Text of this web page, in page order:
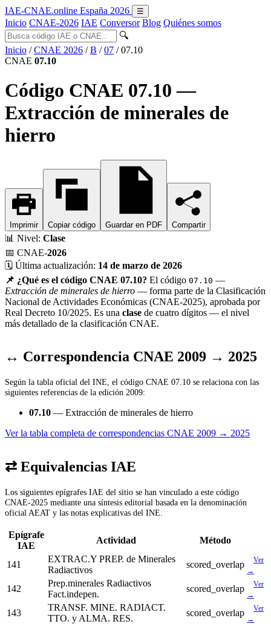
IAE-CNAE.online España 2026 ☰
Inicio CNAE-2026 IAE Conversor Blog Quiénes somos
🔍
Inicio / CNAE 2026 / B / 07 / 07.10
CNAE 07.10
Código CNAE 07.10 —
Extracción de minerales de
hierro
Imprimir Copiar código Guardar en PDF Compartir
📊 Nivel: Clase
📅 CNAE-2026
🗓️ Última actualización: 14 de marzo de 2026
📌 ¿Qué es el código CNAE 07.10? El código 07.10 —
Extracción de minerales de hierro — forma parte de la Clasificación
Nacional de Actividades Económicas (CNAE-2025), aprobada por
Real Decreto 10/2025. Es una clase de cuatro dígitos — el nivel
más detallado de la clasificación CNAE.
↔ Correspondencia CNAE 2009 → 2025
Según la tabla oficial del INE, el código CNAE 07.10 se relaciona con las
siguientes referencias de la edición 2009:
07.10 — Extracción de minerales de hierro
Ver la tabla completa de correspondencias CNAE 2009 → 2025
⇄ Equivalencias IAE
Los siguientes epígrafes IAE del sitio se han vinculado a este código
CNAE-2025 mediante una síntesis editorial basada en la denominación
oficial AEAT y las notas explicativas del INE.
Epígrafe
IAE
Actividad Método
141
EXTRAC.Y PREP. de Minerales
Radiactivos
scored_overlap
Ver
→
142
Prep.minerales Radiactivos
Fact.indepen.
scored_overlap
Ver
→
143
TRANSF. MINE. RADIACT.
TTO. y ALMA. RES.
scored_overlap
Ver
→